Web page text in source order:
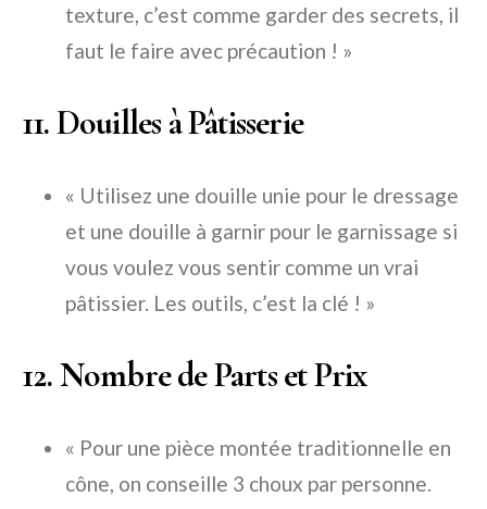
texture, c’est comme garder des secrets, il
faut le faire avec précaution ! »
11. Douilles à Pâtisserie
« Utilisez une douille unie pour le dressage
et une douille à garnir pour le garnissage si
vous voulez vous sentir comme un vrai
pâtissier. Les outils, c’est la clé ! »
12. Nombre de Parts et Prix
« Pour une pièce montée traditionnelle en
cône, on conseille 3 choux par personne.